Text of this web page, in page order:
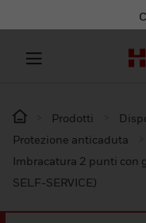
Prodotti
Protezione anticaduta
Imbracatura 2 punti con
SELF-SERVICE)